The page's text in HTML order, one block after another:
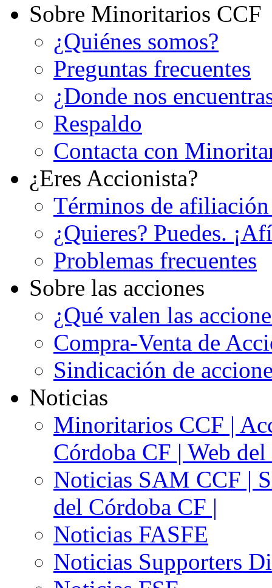
Sobre Minoritarios CCF
¿Quiénes somos?
Preguntas frecuentes
¿Donde nos
Respaldo
Contacta con
¿Eres Accionista?
Términos de
¿Quieres? Puedes.
Problemas frecuentes
Sobre las acciones
¿Qué valen las
Compra-Venta de
Sindicación de
Noticias
Minoritarios CCF |
Córdoba CF | Web
Noticias SAM CCF |
del Córdoba CF |
Noticias FASFE
Noticias Supporters